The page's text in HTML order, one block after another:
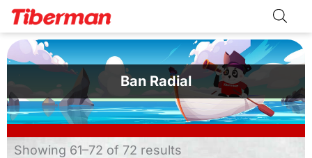
Skip
to
content
Ban Radial
Showing 61–72 of 72 results